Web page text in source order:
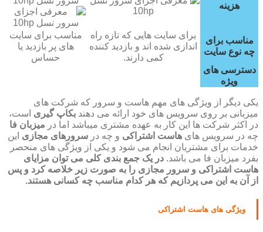
هزینه
مناسب برای
چه نوع سایت
برای سایت هایی که تازه راه
اندازی شده اند و بازدید کننده
کمی دارند.
مناسب برای سایت
های پر بازدید یا
حساس
دسترسی های
ویژه
یکی دیگر از ویژگی های مهم هاست و سرور که شرکت های
میزبانی بر روی سرویس های خود ارائه می دهند بکاپ گیری است،
در اکثر شرکت ها این کار به عهده مشتری میباشد اما در میزبان فا
چه در سرویس های هاست اشتراکی و چه در سرورهای مجازی این
خدمات برای مشتریان انجام می شود و یکی از ویژگی های منحصر
بفرد میزبان فا می باشد. در یک جمع بندی کلی می توان مزایای
هاست اشتراکی و سرور مجازی را به صورت زیر خلاصه کرد و پس
از آن به این می پردازیم که هر کدام مناسب چه کسانی هستند.
ویژگی های هاست اشتراکی